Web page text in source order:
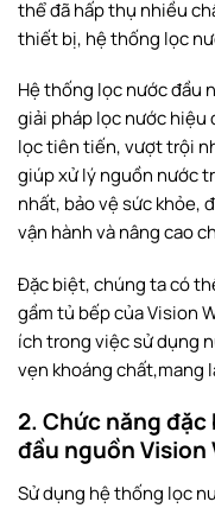
thể đã hấp thụ nhiều
thiết bị, hệ thống lọc
Hệ thống lọc nước đầu
giải pháp lọc nước hiệu
lọc tiên tiến, vượt trội
giúp xử lý nguồn nước
nhất, bảo vệ sức khỏe,
vận hành và nâng cao
Đặc biệt, chúng ta có
gầm tủ bếp của Vision
ích trong việc sử dụng
vẹn khoáng chất,mang
2. Chức năng
đầu nguồn Vision
Sử dụng hệ thống lọc